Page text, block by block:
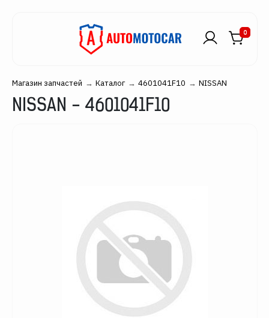
0
Магазин запчастей Каталог 4601041F10 NISSAN
NISSAN - 4601041F10